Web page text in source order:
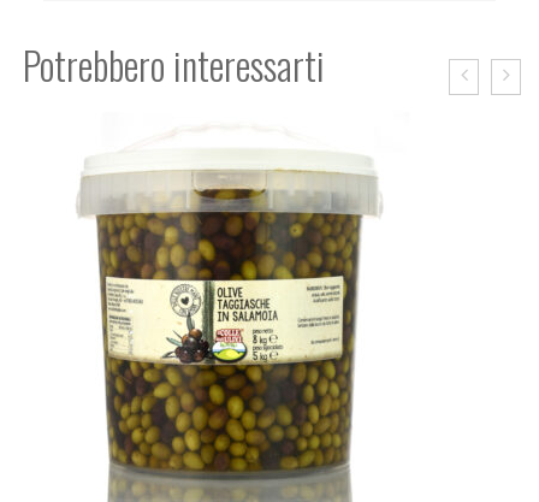
Potrebbero interessarti